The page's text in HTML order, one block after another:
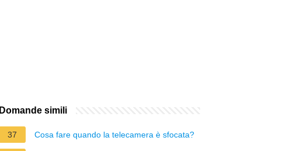
Domande simili
37 Cosa fare quando la telecamera è sfocata?